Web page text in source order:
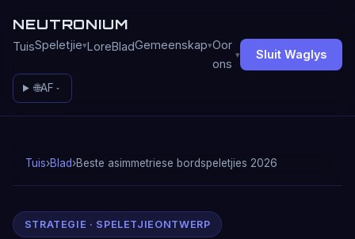
NEUTRONIUM
TuisSpeletjie LoreBladGemeenskap Oor
ons
Sluit Waglys
🌐AF
Tuis›Blad›Beste asimmetriese bordspeletjies 2026
STRATEGIE · SPELETJIEONTWERP